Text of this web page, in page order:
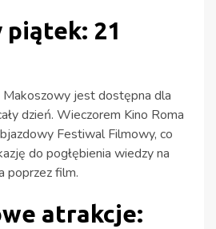
21
jest dostępna dla
dzień. Wieczorem Kino Roma
Festiwal Filmowy, co
do pogłębienia wiedzy na
poprzez film.
atrakcje: